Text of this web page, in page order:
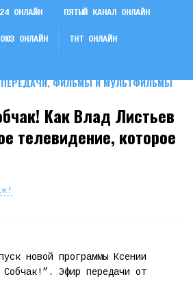
ФИЛЬМЫ И МУЛЬТФИЛЬМЫ
ОНЛАЙН ПЯТЫЙ КАНАЛ ОНЛАЙН
ОНЛАЙН ТНТ ОНЛАЙН
Как Влад Листьев
телевидение, которое
новой программы Ксении
Собчак!”. Эфир передачи от